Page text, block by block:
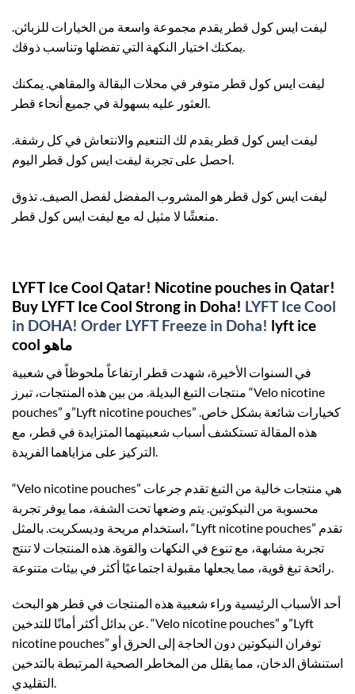
ليفت ايس كول قطر يقدم مجموعة واسعة من الخيارات للزبائن.
يمكنك اختيار النكهة التي تفضلها وتناسب ذوقك.
ليفت ايس كول قطر متوفر في محلات البقالة والمقاهي. يمكنك
العثور عليه بسهولة في جميع أنحاء قطر.
ليفت ايس كول قطر يقدم لك التنعيم والانتعاش في كل رشفة.
ليفت ايس كول قطر هو المشروب المفضل لفصل الصيف. تذوق
LYFT Ice Cool Qatar! Nicotine pouches in Qatar!
Buy LYFT Ice Cool Strong in Doha! LYFT Ice Cool
in DOHA! Order LYFT Freeze in Doha! lyft ice
cool ماهو
في السنوات الأخيرة، شهدت قطر ارتفاعاً ملحوظاً في شعبية
منتجات التبغ البديلة. من بين هذه المنتجات، تبرز “Velo nicotine
pouches” و”Lyft nicotine pouches” كخيارات شائعة بشكل خاص.
هذه المقالة تستكشف أسباب شعبيتهما المتزايدة في قطر، مع
“Velo nicotine pouches” هي منتجات خالية من التبغ تقدم جرعات
محسوبة من النيكوتين. يتم وضعها تحت الشفة، مما يوفر تجربة
استخدام مريحة وديسكريت. بالمثل، “Lyft nicotine pouches” تقدم
تجربة مشابهة، مع تنوع في النكهات والقوة. هذه المنتجات لا تنتج
أحد الأسباب الرئيسية وراء شعبية هذه المنتجات في قطر هو البحث
عن بدائل أكثر أمانًا للتدخين. “Velo nicotine pouches” و”Lyft
nicotine pouches” توفران النيكوتين دون الحاجة إلى الحرق أو
استنشاق الدخان، مما يقلل من المخاطر الصحية المرتبطة بالتدخين
التقليدي.